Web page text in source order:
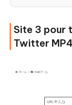
Site 3 pour
Twitter